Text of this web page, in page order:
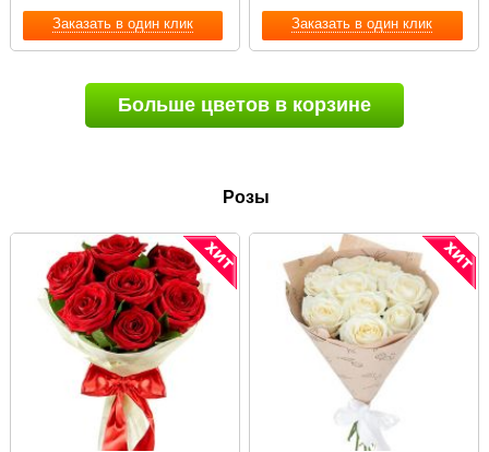
Заказать в один клик Заказать в один клик
Больше цветов в корзине
Розы